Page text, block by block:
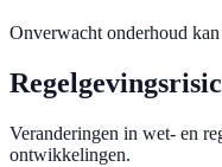
Onverwacht onderhoud
Veranderingen in wet- en
ontwikkelingen.